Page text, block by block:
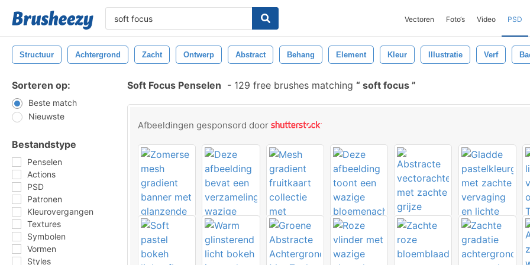
Vectoren Foto‘s Video PSD
Structuur Achtergrond Zacht Ontwerp Abstract Behang Element Kleur Illustratie Verf
Sorteren op:
Beste match
Nieuwste
Bestandstype
Penselen
Actions
PSD
Patronen
Kleurovergangen
Textures
Symbolen
Vormen
Styles
Soft Focus Penselen - 129 free brushes matching soft focus
Afbeeldingen gesponsord door